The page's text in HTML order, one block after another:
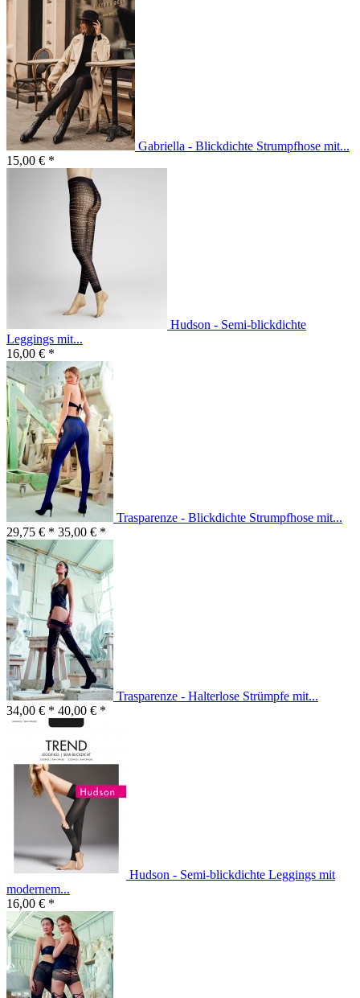
Gabriella - Blickdichte Strumpfhose mit...
15,00 € *
Hudson - Semi-blickdichte
Leggings mit...
16,00 € *
Trasparenze - Blickdichte Strumpfhose mit...
29,75 € * 35,00 € *
Trasparenze - Halterlose Strümpfe mit...
34,00 € * 40,00 € *
Hudson - Semi-blickdichte Leggings mit
modernem...
16,00 € *